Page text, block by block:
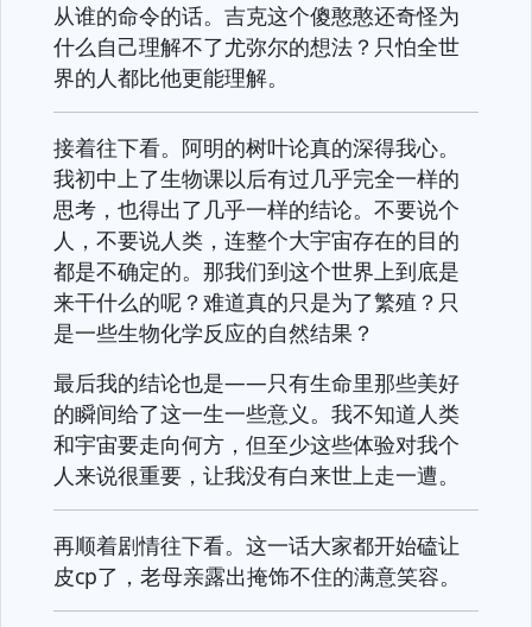
从谁的命令的话。吉克这个傻憨憨还奇怪为
什么自己理解不了尤弥尔的想法？只怕全世
界的人都比他更能理解。
接着往下看。阿明的树叶论真的深得我心。
我初中上了生物课以后有过几乎完全一样的
思考，也得出了几乎一样的结论。不要说个
人，不要说人类，连整个大宇宙存在的目的
都是不确定的。那我们到这个世界上到底是
来干什么的呢？难道真的只是为了繁殖？只
是一些生物化学反应的自然结果？
最后我的结论也是——只有生命里那些美好
的瞬间给了这一生一些意义。我不知道人类
和宇宙要走向何方，但至少这些体验对我个
人来说很重要，让我没有白来世上走一遭。
再顺着剧情往下看。这一话大家都开始磕让
皮cp了，老母亲露出掩饰不住的满意笑容。